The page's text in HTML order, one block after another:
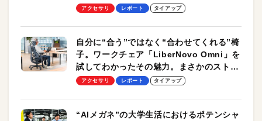
却プレート、シンプルな操作性がグッド！
アクセサリ レポート タイアップ
自分に“合う”ではなく“合わせてくれる”椅
子。ワークチェア「LiberNovo Omni」を
試してわかったその魅力。まさかのストレ
ッチ機能も搭載
アクセサリ レポート タイアップ
“AIメガネ”の大学生活におけるポテンシャ